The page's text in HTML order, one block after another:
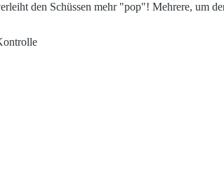
den Schüssen mehr "pop"! Mehrere,